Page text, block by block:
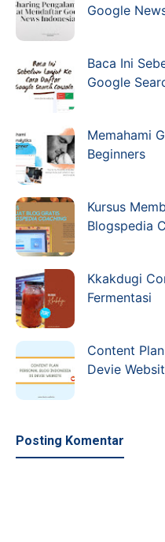
Google
Baca Ini
Google
Memahami
Beginners
Kursus
Blogspedia
Kkakdugi
Fermentasi
Content
Devie
Posting Komentar